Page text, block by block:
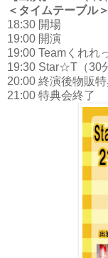
＜タイムテーブル＞
18:30 開場
19:00 開演
19:00 Teamくれれ
19:30 Star☆T（30
20:00 終演後物販
21:00 特典会終了